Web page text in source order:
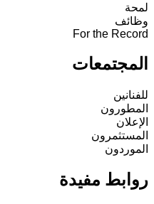
لمحة
وظائف
For the Record
المجتمعات
للفنانين
المطورون
الإعلان
المستثمرون
الموردون
روابط مفيدة